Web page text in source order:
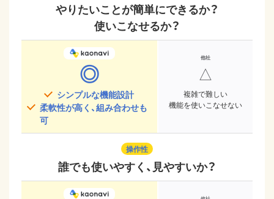
やりたいことが簡単にできるか？
使いこなせるか？
◎
シンプルな機能設計
柔軟性が高く、組み合わせも
可
△
複雑で難しい
機能を使いこなせない
操作性
誰でも使いやすく、見やすいか？